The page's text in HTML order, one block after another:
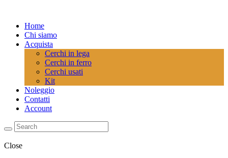
Home
Chi siamo
Acquista
Cerchi in lega
Cerchi in ferro
Cerchi usati
Kit
Noleggio
Contatti
Account
Close